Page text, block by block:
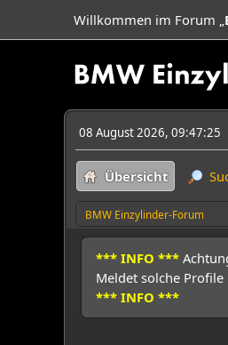
Willkommen im Forum „
08 August 2026, 09:47:25
Übersicht
BMW Einzylinder-Forum
*** INFO ***
Meldet solche
*** INFO ***